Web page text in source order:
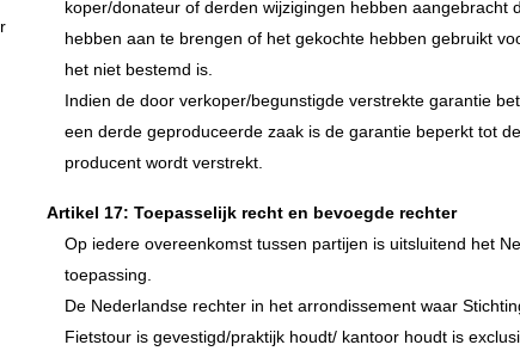
koper/donateur of derden wijzigingen hebben aangebracht
hebben aan te brengen of het gekochte hebben gebruikt
het niet bestemd is.
Indien de door verkoper/begunstigde verstrekte garantie
een derde geproduceerde zaak is de garantie beperkt tot
producent wordt verstrekt.
Artikel 17: Toepasselijk recht en bevoegde rechter
Op iedere overeenkomst tussen partijen is uitsluitend het
toepassing.
De Nederlandse rechter in het arrondissement waar
Fietstour is gevestigd/praktijk houdt/ kantoor houdt is